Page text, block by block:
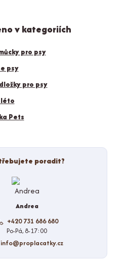
v kategoriích
pro psy
psy
pro psy
léto
Pets
poradit?
Andrea
+420 731 686 680
Po-Pá, 8-17:00
info@proplacatky.cz